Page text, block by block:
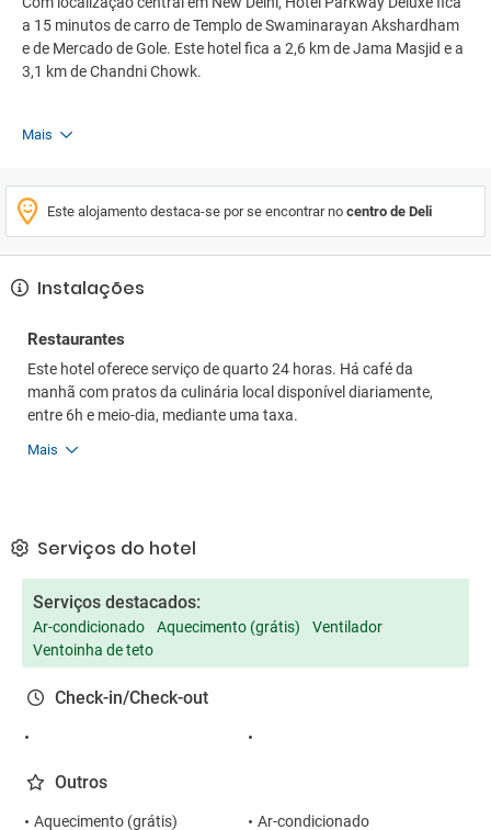
a 15 minutos de carro de Templo de Swaminarayan Akshardham
e de Mercado de Gole. Este hotel fica a 2,6 km de Jama Masjid e a
3,1 km de Chandni Chowk.
Mais
Este alojamento destaca-se por se encontrar no centro de Deli
Instalações
Restaurantes
Este hotel oferece serviço de quarto 24 horas. Há café da
manhã com pratos da culinária local disponível diariamente,
entre 6h e meio-dia, mediante uma taxa.
Mais
Serviços do hotel
Serviços destacados:
Ar-condicionado Aquecimento (grátis)
Ventilador
Ventoinha de teto
Check-in/Check-out
Outros
Aquecimento (grátis) Ar-condicionado